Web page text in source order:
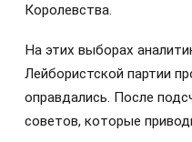
Королевства.
На этих выборах
Лейбористской партии
оправдались. После
советов, которые